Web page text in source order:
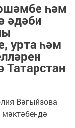
һәм
әд­әби
урта һәм
Татарстан
Вәгыйзова